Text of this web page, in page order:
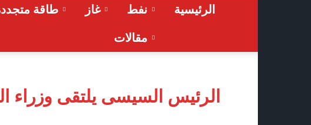
الرئيسية نفط غاز طاقة
مقالات
الرئيس السيسى يلتقى وزراء